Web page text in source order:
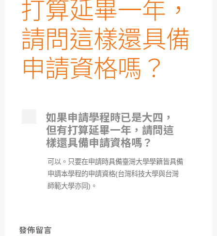
打算延畢一年，
請問這樣還具備
申請資格嗎？
如果申請學程時已是大四，
但有打算延畢一年，請問這
樣還具備申請資格嗎？
可以。只要在申請時具備臺灣大學學籍皆具備
申請本學程的申請資格(台灣科技大學與台灣
師範大學亦同)。
發佈留言